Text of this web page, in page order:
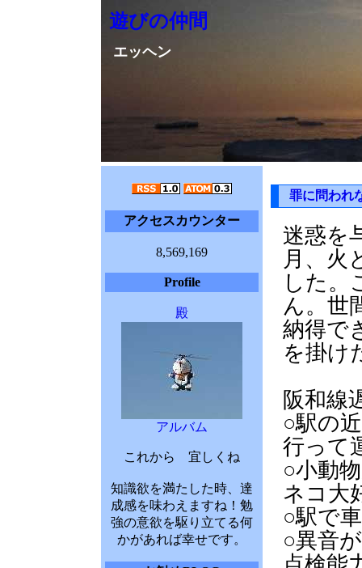
遊びの仲間
エッヘン
アクセスカウンター
8,569,169
Profile
殿
アルバム
これから 宜しくね
知識欲を満たした時、達
成感を味わえますね！勉
強の意欲を駆り立てる何
かがあれば幸せです。
罪に問われ
迷惑を
月、火
した。
ん。世
納得で
を掛け
阪和線
○駅の
行って
○小動
ネコ大
○駅で
○異音